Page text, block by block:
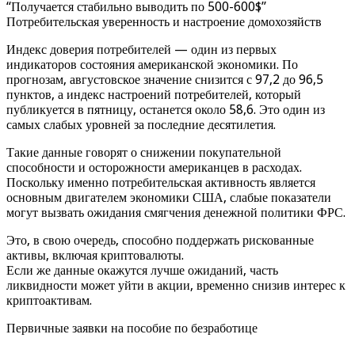
“Получается стабильно выводить по 500-600$”
Потребительская уверенность и настроение домохозяйств
Индекс доверия потребителей — один из первых
индикаторов состояния американской экономики. По
прогнозам, августовское значение снизится с 97,2 до 96,5
пунктов, а индекс настроений потребителей, который
публикуется в пятницу, останется около 58,6. Это один из
самых слабых уровней за последние десятилетия.
Такие данные говорят о снижении покупательной
способности и осторожности американцев в расходах.
Поскольку именно потребительская активность является
основным двигателем экономики США, слабые показатели
могут вызвать ожидания смягчения денежной политики ФРС.
Это, в свою очередь, способно поддержать рискованные
активы, включая криптовалюты.
Если же данные окажутся лучше ожиданий, часть
ликвидности может уйти в акции, временно снизив интерес к
криптоактивам.
Первичные заявки на пособие по безработице